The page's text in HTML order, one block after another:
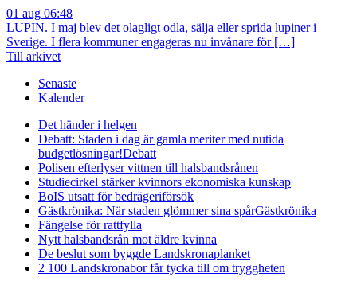
01 aug 06:48
LUPIN. I maj blev det olagligt odla, sälja eller sprida lupiner i
Sverige. I flera kommuner engageras nu invånare för […]
Till arkivet
Senaste
Kalender
Det händer i helgen
Debatt: Staden i dag är gamla meriter med nutida
budgetlösningar!Debatt
Polisen efterlyser vittnen till halsbandsrånen
Studiecirkel stärker kvinnors ekonomiska kunskap
BoIS utsatt för bedrägeriförsök
Gästkrönika: När staden glömmer sina spårGästkrönika
Fängelse för rattfylla
Nytt halsbandsrån mot äldre kvinna
De beslut som byggde Landskronaplanket
2 100 Landskronabor får tycka till om tryggheten